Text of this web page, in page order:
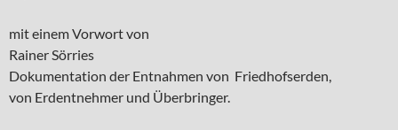
mit einem Vorwort von
Rainer Sörries
Dokumentation der Entnahmen von Friedhofserden,
von Erdentnehmer und Überbringer.